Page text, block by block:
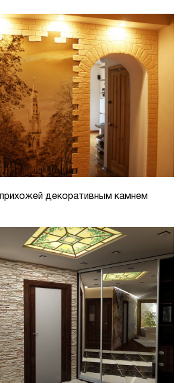
декоративным камнем